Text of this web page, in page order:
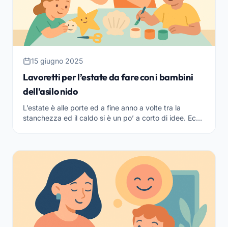
15 giugno 2025
Lavoretti per l’estate da fare con i bambini
dell’asilo nido
L’estate è alle porte ed a fine anno a volte tra la
stanchezza ed il caldo si è un po’ a corto di idee. Ecco